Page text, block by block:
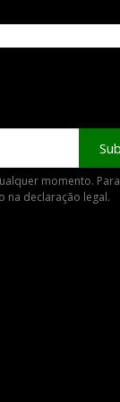
momento.
na declaração legal.